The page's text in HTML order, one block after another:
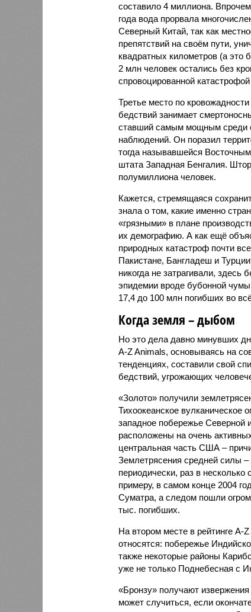
составило 4 миллиона.
года вода прорвала
Северный Китай, так как
препятствий на своём пути,
квадратных километров (а это
2 млн человек остались без
спровоцированной
Третье место по
бедствий занимает
ставший самым мощным среди
наблюдений. Он поразил
тогда называвшейся
штата Западная Бенгалия.
полумиллиона человек.
Кажется, стремящаяся
знала о том, какие именно
«грязными» в плане
их демографию. А как ещё
природных катастроф почти
Пакистане, Бангладеш и
никогда не затрагивали,
эпидемии вроде бубонной
17,4 до 100 млн погибших во
Когда земля – дыбом
Но это дела давно минувших
A-Z Animals, основываясь на
тенденциях, составили свой
бедствий, угрожающих
«Золото» получили
Тихоокеанское
западное побережье
расположены на очень
центральная часть США –
Землетрясения средней силы
периодически, раз в несколько
примеру, в самом конце 2004
Суматра, а следом пошли
тыс. погибших.
На втором месте в рейтинге A-
относятся: побережье
также некоторые районы
уже не только Поднебесная с
«Бронзу» получают
может случиться, если